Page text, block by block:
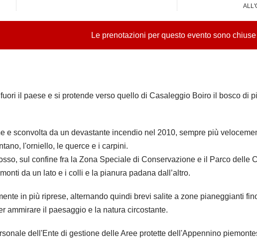
Le prenotazioni per questo evento sono chiuse
il paese e si protende verso quello di Casaleggio Boiro il bosco di
e sconvolta da un devastante incendio nel 2010, sempre più
l'orniello, le querce e i carpini.
sul confine fra la Zona Speciale di Conservazione e il Parco delle
da un lato e i colli e la pianura padana dall’altro.
in più riprese, alternando quindi brevi salite a zone pianeggianti
ammirare il paesaggio e la natura circostante.
dell'Ente di gestione delle Aree protette dell'Appennino